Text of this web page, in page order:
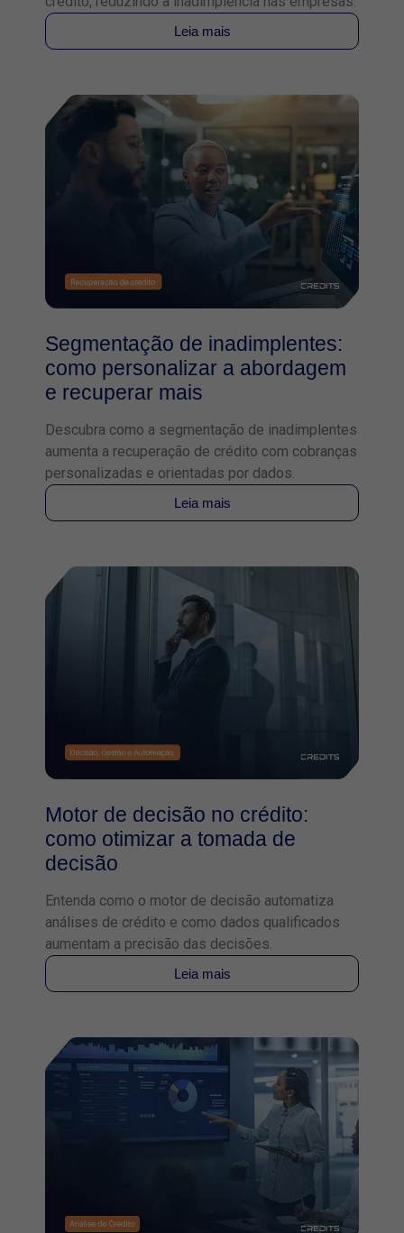
Leia mais
Segmentação de inadimplentes:
como personalizar a abordagem
e recuperar mais
Descubra como a segmentação de inadimplentes
aumenta a recuperação de crédito com cobranças
personalizadas e orientadas por dados.
Leia mais
Motor de decisão no crédito:
como otimizar a tomada de
decisão
Entenda como o motor de decisão automatiza
análises de crédito e como dados qualificados
aumentam a precisão das decisões.
Leia mais